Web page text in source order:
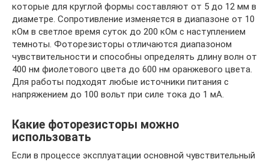
которые для круглой формы составляют от 5 до 12 мм в
диаметре. Сопротивление изменяется в диапазоне от 10
кОм в светлое время суток до 200 кОм с наступлением
темноты. Фоторезисторы отличаются диапазоном
чувствительности и способны определять длину волн от
400 нм фиолетового цвета до 600 нм оранжевого цвета.
Для работы подходят любые источники питания с
напряжением до 100 вольт при силе тока до 1 мА.
Какие фоторезисторы можно
использовать
Если в процессе эксплуатации основной чувствительный